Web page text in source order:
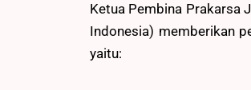
Ketua Pembina Prakarsa
Indonesia) memberikan
yaitu: